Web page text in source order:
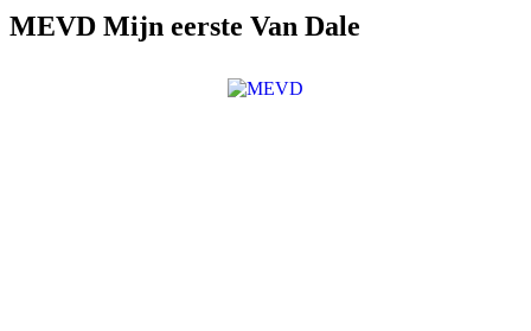
MEVD Mijn eerste Van Dale